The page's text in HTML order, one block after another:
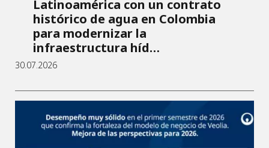
Latinoamérica con un contrato
histórico de agua en Colombia
para modernizar la
infraestructura híd…
30.07.2026